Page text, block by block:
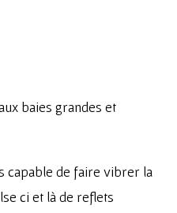
baies grandes et
capable de faire vibrer la
ci et là de reflets